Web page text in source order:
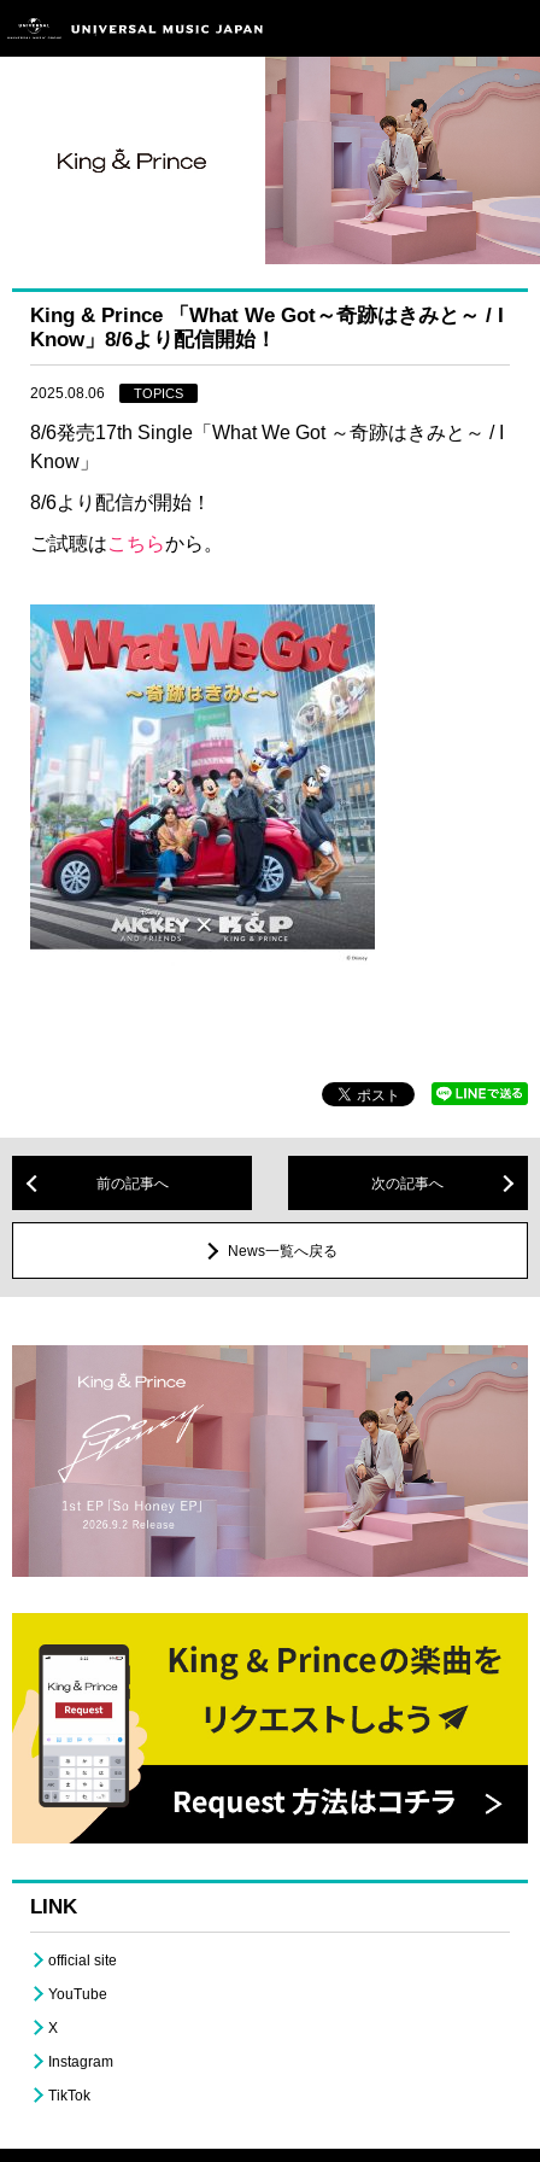
King & Prince 「What We Got～奇跡はきみと～ / I
Know」8/6より配信開始！
2025.08.06 TOPICS
8/6発売17th Single「What We Got ～奇跡はきみと～ / I
Know」
8/6より配信が開始！
ご試聴はこちらから。
前の記事へ 次の記事へ
News一覧へ戻る
LINK
official site
YouTube
X
Instagram
TikTok